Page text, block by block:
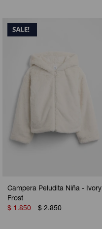
Campera Peludita Niña - Ivory
Frost
$ 1.850 $ 2.850